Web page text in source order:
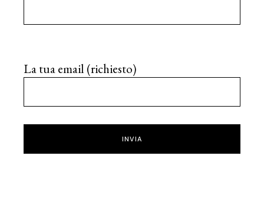
La tua email (richiesto)
INVIA